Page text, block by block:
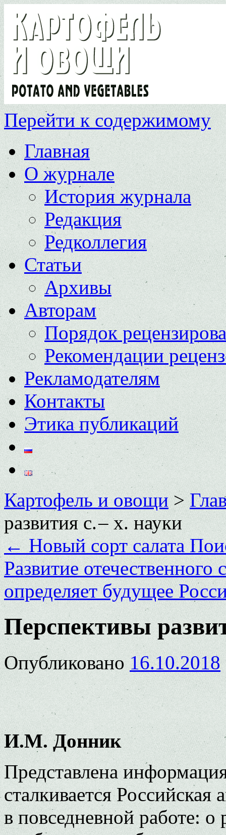
Перейти к содержимому
Главная
О журнале
История журнала
Редакция
Редколлегия
Статьи
Архивы
Авторам
Порядок
Рекомендации
Рекламодателям
Контакты
Этика публикаций
Картофель и овощи>
развития с. – х. науки
←Новый сорт салата
Развитие
определяет будущее
Перспективы
Опубликовано 16.10.2018
И.М. Донник
Представлена
сталкивается
в повседневной работе: